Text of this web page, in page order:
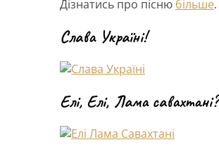
Дізнатись про пісню більше.
Слава Україні!
Елі, Елі, Лама савахтані?